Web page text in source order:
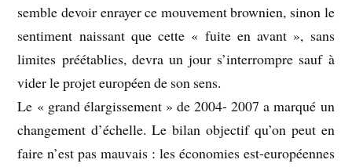
semble devoir enrayer ce mouvement brownien, sinon le
sentiment naissant que cette « fuite en avant », sans
limites préétablies, devra un jour s’interrompre sauf à
vider le projet européen de son sens.
Le « grand élargissement » de 2004- 2007 a marqué un
changement d’échelle. Le bilan objectif qu’on peut en
faire n’est pas mauvais : les économies est-européennes